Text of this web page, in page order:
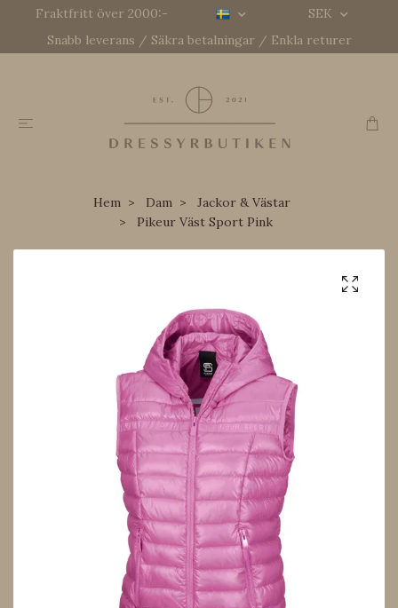
Fraktfritt över 2000:-
SEK
Snabb leverans / Säkra betalningar / Enkla returer
Hem Dam
Jackor & Västar
Pikeur Väst Sport Pink